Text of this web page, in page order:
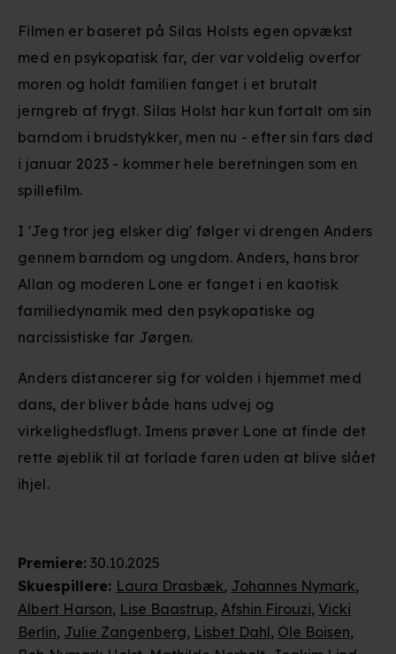
Premiere: 30.10.2025
Skuespillere: Laura Drasbæk, Johannes Nymark,
Albert Harson, Lise Baastrup, Afshin Firouzi, Vicki
Berlin, Julie Zangenberg, Lisbet Dahl, Ole Boisen,
Filmen er baseret på Silas Holsts egen opvækst
med en psykopatisk far, der var voldelig overfor
moren og holdt familien fanget i et brutalt
jerngreb af frygt. Silas Holst har kun fortalt om sin
barndom i brudstykker, men nu - efter sin fars død
i januar 2023 - kommer hele beretningen som en
spillefilm.
I 'Jeg tror jeg elsker dig' følger vi drengen Anders
gennem barndom og ungdom. Anders, hans bror
Allan og moderen Lone er fanget i en kaotisk
familiedynamik med den psykopatiske og
narcissistiske far Jørgen.
Anders distancerer sig for volden i hjemmet med
dans, der bliver både hans udvej og
virkelighedsflugt. Imens prøver Lone at finde det
rette øjeblik til at forlade faren uden at blive slået
ihjel.